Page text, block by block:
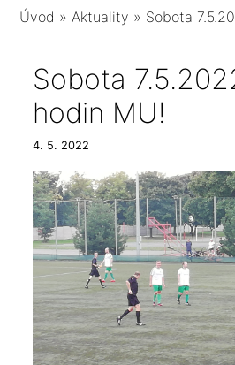
Úvod »Aktuality » Sobota
Sobota
hodin MU!
4. 5. 2022